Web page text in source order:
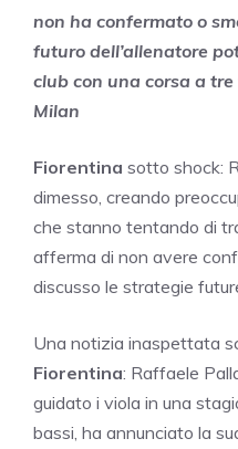
non ha confermato o
futuro dell’allenatore
club con una corsa a
Milan
Fiorentina sotto shock:
dimesso, creando
che stanno tentando di
afferma di non avere
discusso le strategie
Una notizia inaspettata
Fiorentina: Raffaele
guidato i viola in una
bassi, ha annunciato la